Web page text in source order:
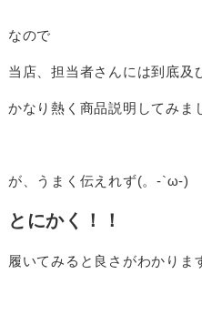
なので
当店、担当者さんには到底及
かなり熱く商品説明してみま
が、うまく伝えれず(。-`ω-)
とにかく！！
履いてみると良さがわかりま